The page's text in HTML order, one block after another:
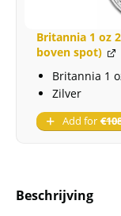
Britannia 1 oz
boven spot)
Britannia 1
Zilver
Add for €
Beschrijving